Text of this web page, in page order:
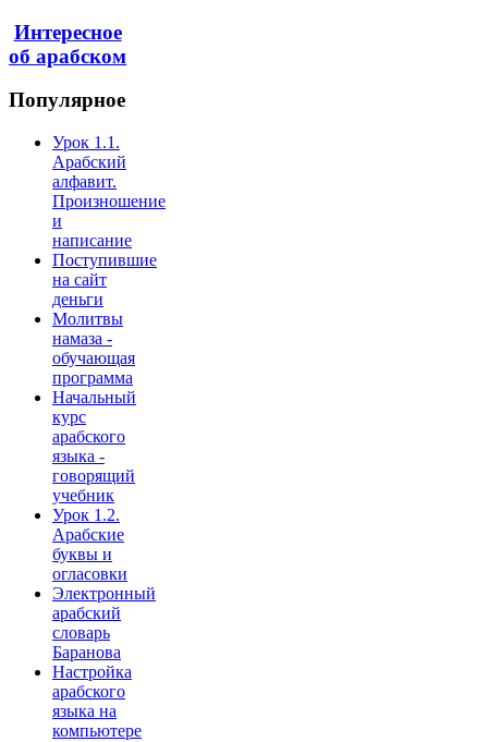
Интересное
об арабском
Популярное
Урок 1.1.
Арабский
алфавит.
Произношение
и
написание
Поступившие
на сайт
деньги
Молитвы
намаза -
обучающая
программа
Начальный
курс
арабского
языка -
говорящий
учебник
Урок 1.2.
Арабские
буквы и
огласовки
Электронный
арабский
словарь
Баранова
Настройка
арабского
языка на
компьютере